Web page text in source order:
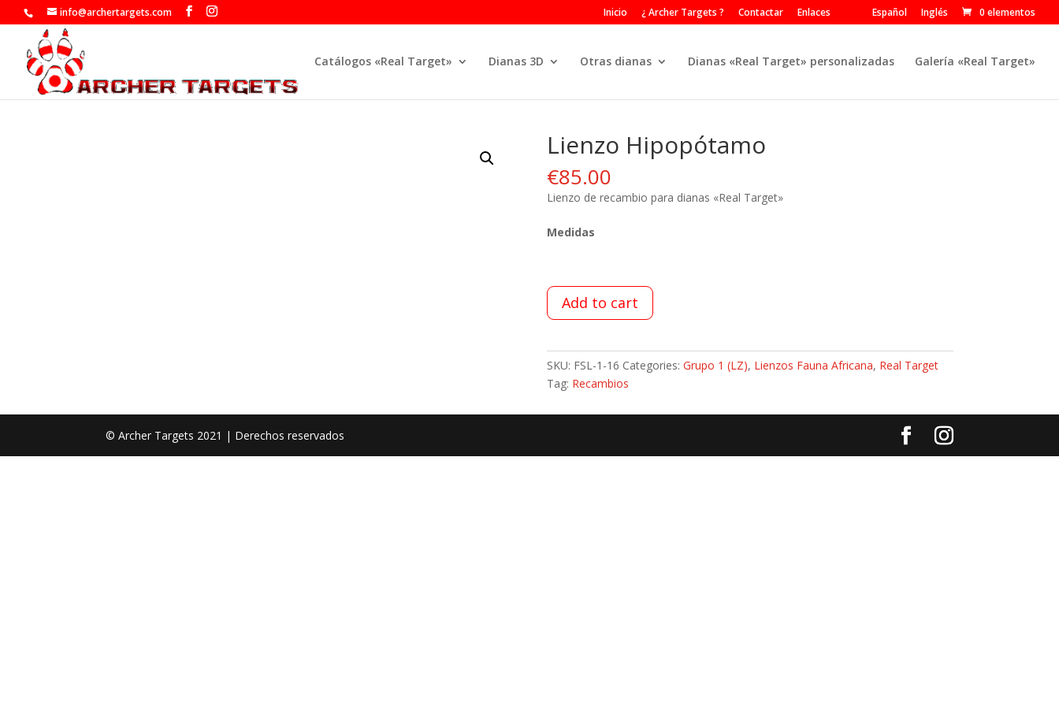
info@archertargets.com Inicio ¿ Archer Targets ? Contactar Enlaces Español Inglés 0 elementos
Catálogos «Real Target» Dianas 3D Otras dianas Dianas «Real Target» personalizadas Galería «Real Target»
Lienzo Hipopótamo
€85.00
Lienzo de recambio para dianas «Real Target»
Medidas
Add to cart
SKU: FSL-1-16 Categories: Grupo 1 (LZ), Lienzos Fauna Africana, Real Target
Tag: Recambios
© Archer Targets 2021 | Derechos reservados